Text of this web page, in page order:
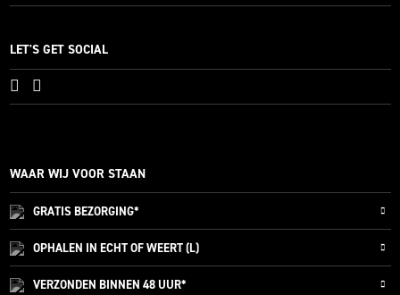
LET'S GET SOCIAL
WAAR WIJ VOOR STAAN
GRATISBEZORGING*
OPHALEN IN ECHT OF WEERT (L)
VERZONDEN BINNEN 48 UUR*